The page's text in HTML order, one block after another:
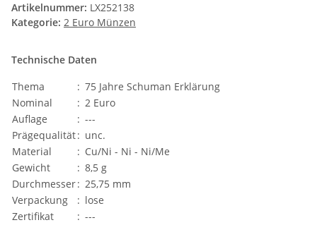
Artikelnummer: LX252138
Kategorie: 2 Euro Münzen
Technische Daten
Thema
: 75 Jahre Schuman Erklärung
Nominal
: 2 Euro
Auflage
: ---
Prägequalität: unc.
Material
: Cu/Ni - Ni - Ni/Me
Gewicht
: 8,5 g
Durchmesser: 25,75 mm
Verpackung
: lose
Zertifikat
: ---